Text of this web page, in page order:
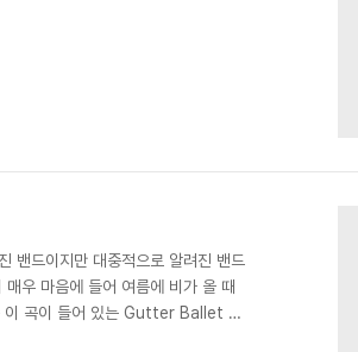
밴드이지만 대중적으로 알려진 밴드
우 마음에 들어 여름에 비가 올 때
이 곡이 들어 있는 Gutter Ballet 추